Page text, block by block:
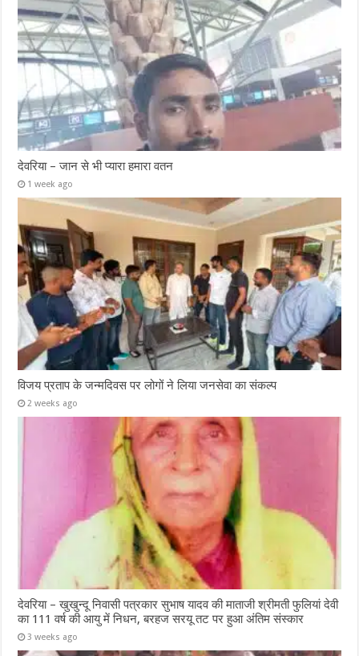
देवरिया – जान से भी प्यारा हमारा वतन
1 week ago
विजय प्रताप के जन्मदिवस पर लोगों ने लिया जनसेवा का संकल्प
2 weeks ago
देवरिया – खुखुन्दू निवासी पत्रकार सुभाष यादव की माताजी श्रीमती फुलियां देवी
का 111 वर्ष की आयु में निधन, बरहज सरयू तट पर हुआ अंतिम संस्कार
3 weeks ago